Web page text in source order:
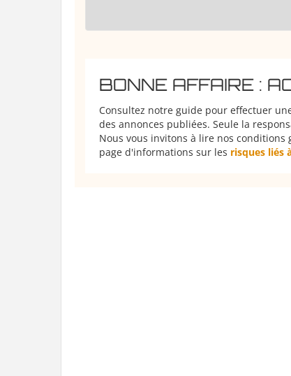
BONNE AFFAIRE :
Consultez notre guide pour effectuer
des annonces publiées. Seule la
Nous vous invitons à lire nos
page d'informations sur les risques liés